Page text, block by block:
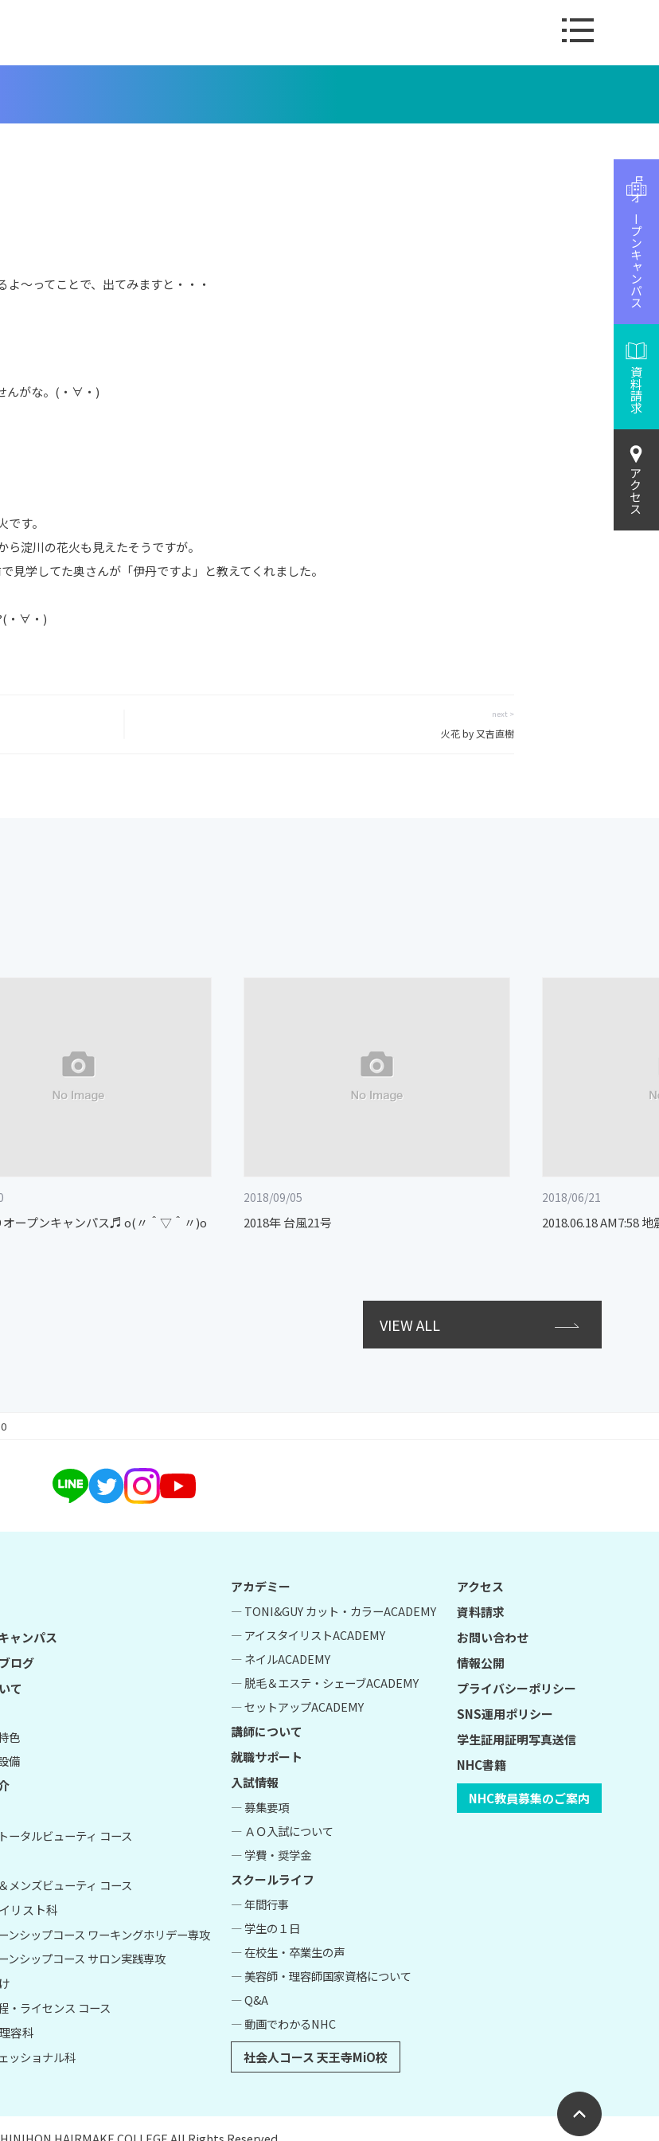
オープンキャンパス
資料請求
アクセス
～ってことで、出てみますと・・・
んがな。(・∀・)
す。
淀川の花火も見えたそうですが。
見学してた奥さんが「伊丹ですよ」と教えてくれました。
・∀・)
next >
火花 by 又吉直樹
オープンキャンパス♬ o(〃＾▽＾〃)o
2018/09/05
2018年 台風21号
2018/06/21
2018.06.18 AM7:58 地
VIEW ALL
ャンパス
ログ
て
色
備
ータルビューティ コース
メンズビューティ コース
リスト科
ンシップコース ワーキングホリデー専攻
ンシップコース サロン実践専攻
・ライセンス コース
容科
ッショナル科
アカデミー
― TONI&GUY カット・カラーACADEMY
― アイスタイリストACADEMY
― ネイルACADEMY
― 脱毛＆エステ・シェーブACADEMY
― セットアップACADEMY
講師について
就職サポート
入試情報
― 募集要項
― ＡＯ入試について
― 学費・奨学金
スクールライフ
― 年間行事
― 学生の１日
― 在校生・卒業生の声
― 美容師・理容師国家資格について
― Q&A
― 動画でわかるNHC
社会人コース 天王寺MiO校
アクセス
資料請求
お問い合わせ
情報公開
プライバシーポリシー
SNS運用ポリシー
学生証用証明写真送信
NHC書籍
NHC教員募集のご案内